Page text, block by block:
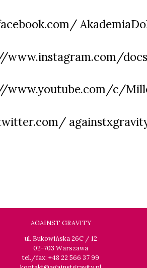
www.instagram.com/
www.youtube.com/c/
AGAINST GRAVITY
ul. Bukowińska 26C / 12
02-703 Warszawa
tel./fax: +48 22 566 37 99